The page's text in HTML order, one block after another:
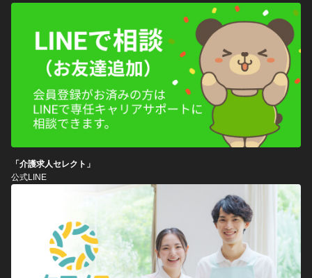
「介護求人セレクト」
公式LINE